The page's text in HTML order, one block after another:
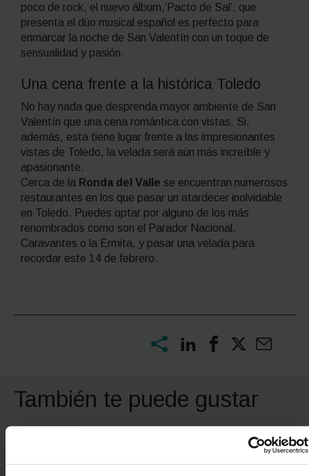
poco de rock, el nuevo álbum,‘Pacto de Sal’, que
presenta el dúo musical español es perfecto para
enmarcar la noche de San Valentín con un toque de
sensualidad y pasión.
Una cena frente a la histórica Toledo
No hay nada que desprenda mayor ambiente de San
Valentín que una cena romántica con vistas. Si,
además, esta tiene lugar frente a las impresionantes
vistas de Toledo, la velada será aún más increíble y
apasionante.
Cerca de la Ronda del Valle se encuentran numerosos
restaurantes en los que pasar un atardecer inolvidable
en Toledo. Puedes optar por alguno de los más
renombrados como son el Parador Nacional,
Caravantes o la Ermita, y pasar una velada para
recordar este 14 de febrero.
También te puede gustar